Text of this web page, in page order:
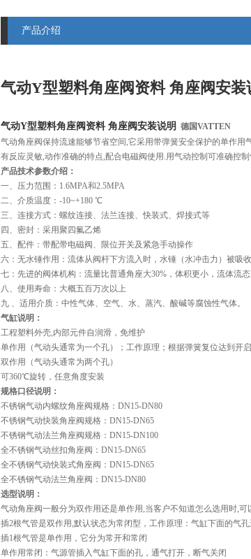
产品介绍
气动Y型塑料角座阀资料 角座阀安装
气动Y型塑料角座阀资料 角座阀安装说明 德国VATTEN
气动角座阀保持流速能够节省空间,它采用带弹簧安全保护的单作
有反应灵敏,动作准确的特点,配合电磁阀使用.用气动控制可准确控
产品技术参数介绍：
一、压力范围：1.6MPA和2.5MPA
二、介质温度：-10~+180 ℃
三、连接方式：螺纹连接、法兰连接、快装式、焊接式等
四、密封：采用聚四氟乙烯
五、配件：带配带电磁阀、限位开关及紧急手动操作
六：无水锤作用：流体从阀杆下方流入时，水锤（水冲击力）被吸收
七：先进的阀体机构：流量比普通角座大30%，体积更小，流体流
八、使用寿命：大概五百万次以上
九 、适用介质：中性气体、空气、水、蒸汽、酸碱等腐蚀性气体。
气缸说明：
工程塑料外壳,内部元件自润滑，免维护
单作用（气动头通常为一个孔）；工作原理；根据弹簧复位达到开
双作用（气动头通常为两个孔）
可360℃旋转，任意角度安装
规格口径说明：
不锈钢气动内螺纹角座阀规格：DN15-DN80
不锈钢气动快装角座阀规格：DN15-DN65
不锈钢气动法兰角座阀规格：DN15-DN100
全不锈钢气动丝扣角座阀：DN15-DN65
全不锈钢气动快装式角座阀：DN15-DN65
全不锈钢气动法兰角座阀：DN15-DN80
选型说明：
气动角座阀一般分为双作用还是单作用,当客户不知道怎么选用时,
插2根气管是双作用,默认状态为常闭型，工作原理：气缸下面的气
插1根气管是单作用，它分为常开和常闭
单作用常闭：气源管插入气缸下面的孔，通气打开，断气关闭